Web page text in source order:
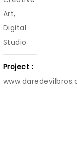
Art,
Digital
Studio
Project :